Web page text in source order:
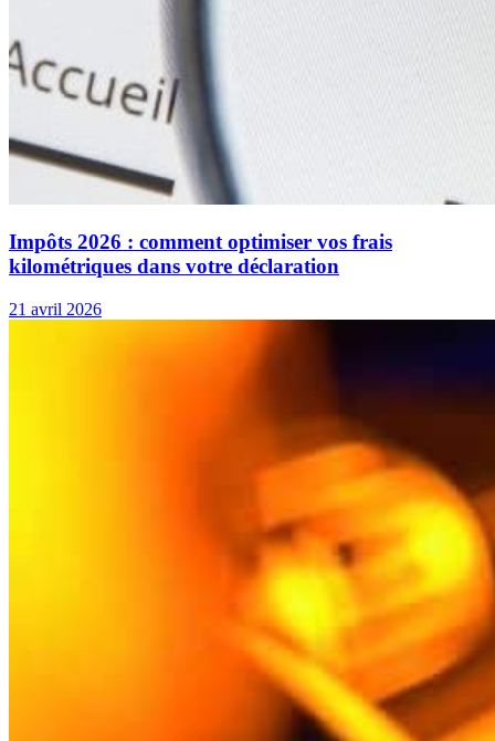
Impôts 2026 : comment optimiser vos frais
kilométriques dans votre déclaration
21 avril 2026